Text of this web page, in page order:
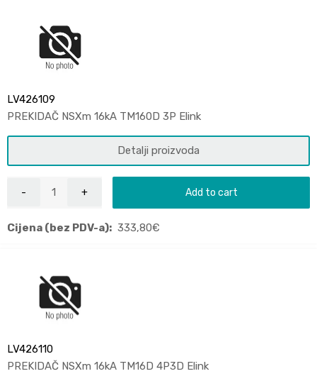
LV426109
PREKIDAČ NSXm 16kA TM160D 3P Elink
Detalji proizvoda
Add to cart
Cijena (bez PDV-a): 333,80€
LV426110
PREKIDAČ NSXm 16kA TM16D 4P3D Elink